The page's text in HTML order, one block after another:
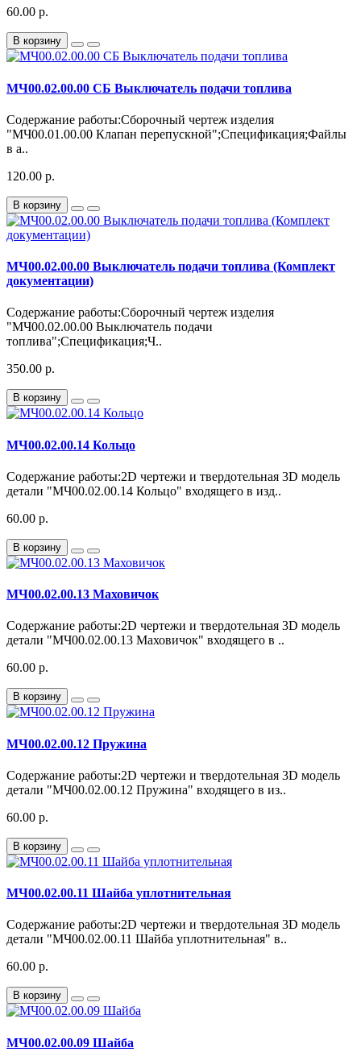
60.00 р.
В корзину
МЧ00.02.00.00 СБ Выключатель подачи топлива
Содержание работы:Сборочный чертеж изделия
"МЧ00.01.00.00 Клапан перепускной";Спецификация;Файлы
в а..
120.00 р.
В корзину
МЧ00.02.00.00 Выключатель подачи топлива (Комплект
документации)
Содержание работы:Сборочный чертеж изделия
"МЧ00.02.00.00 Выключатель подачи
топлива";Спецификация;Ч..
350.00 р.
В корзину
МЧ00.02.00.14 Кольцо
Содержание работы:2D чертежи и твердотельная 3D модель
детали "МЧ00.02.00.14 Кольцо" входящего в изд..
60.00 р.
В корзину
МЧ00.02.00.13 Маховичок
Содержание работы:2D чертежи и твердотельная 3D модель
детали "МЧ00.02.00.13 Маховичок" входящего в ..
60.00 р.
В корзину
МЧ00.02.00.12 Пружина
Содержание работы:2D чертежи и твердотельная 3D модель
детали "МЧ00.02.00.12 Пружина" входящего в из..
60.00 р.
В корзину
МЧ00.02.00.11 Шайба уплотнительная
Содержание работы:2D чертежи и твердотельная 3D модель
детали "МЧ00.02.00.11 Шайба уплотнительная" в..
60.00 р.
В корзину
МЧ00.02.00.09 Шайба